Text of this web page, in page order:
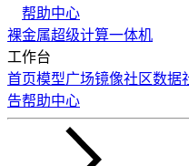
帮助中心
裸金属超级计算一体机
工作台
首页模型广场镜像社区数据
告帮助中心